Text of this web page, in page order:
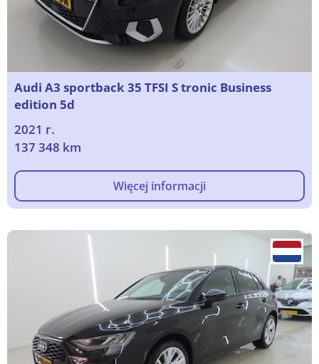
Audi A3 sportback 35 TFSI S tronic Business
edition 5d
2021 г.
137 348 km
Więcej informacji